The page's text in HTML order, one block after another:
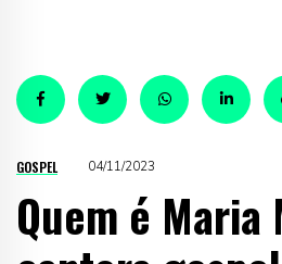
GOSPEL 04/11/2023
Quem é Maria